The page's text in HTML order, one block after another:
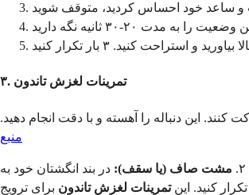
۳. تمرینات لغزش تاندون
این دنباله را آهسته و با دقت انجام دهید.
منبع
مشت صاف (یا سقف): در بند انگشتان خود به
تمرینات لغزش تاندون برای ترویج